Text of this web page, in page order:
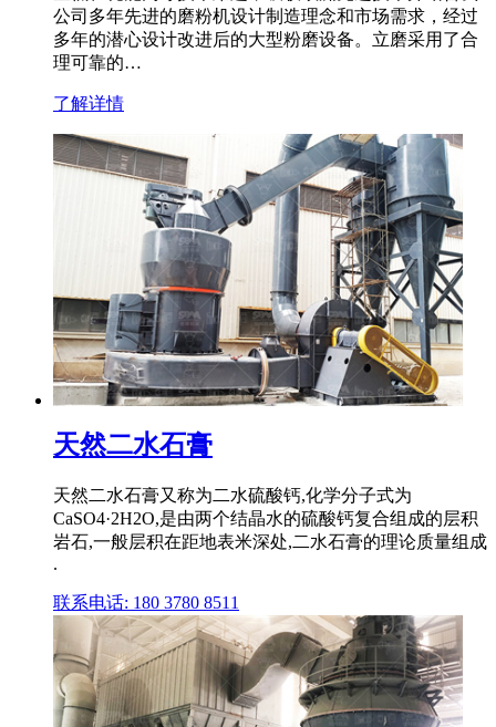
公司多年先进的磨粉机设计制造理念和市场需求，经过
多年的潜心设计改进后的大型粉磨设备。立磨采用了合
理可靠的…
了解详情
天然二水石膏
天然二水石膏又称为二水硫酸钙,化学分子式为
CaSO4·2H2O,是由两个结晶水的硫酸钙复合组成的层积
岩石,一般层积在距地表米深处,二水石膏的理论质量组成
.
联系电话: 180 3780 8511